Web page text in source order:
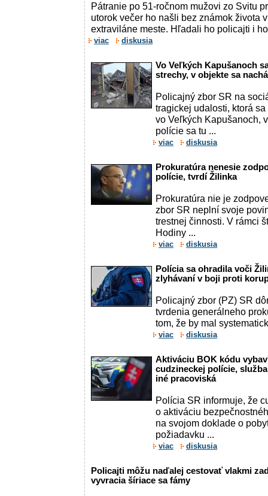
Pátranie po 51-ročnom mužovi zo Svitu
utorok večer ho našli bez známok života
extraviláne meste. Hľadali ho policajti i
viac diskusia
Vo Veľkých Kapušanoch
strechy, v objekte sa
Policajný zbor SR na
tragickej udalosti, ktorá
vo Veľkých Kapušanoch,
polície sa tu ...
viac diskusia
Prokuratúra nenesie
polície, tvrdí Žilinka
Prokuratúra nie je
zbor SR neplní svoje
trestnej činnosti. V rámci
Hodiny ...
viac diskusia
Polícia sa ohradila voči
zlyhávaní v boji proti
Policajný zbor (PZ) SR
tvrdenia generálneho
tom, že by mal
viac diskusia
Aktiváciu BOK kódu
cudzineckej polície,
iné pracoviská
Polícia SR informuje, že
o aktiváciu
na svojom doklade o
požiadavku ...
viac diskusia
Policajti môžu naďalej cestovať vlakmi
vyvracia šíriace sa fámy